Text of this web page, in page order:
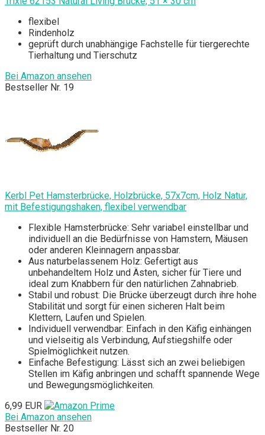
flexibel
Rindenholz
geprüft durch unabhängige Fachstelle für tiergerechte
Tierhaltung und Tierschutz
Bei Amazon ansehen
Bestseller Nr. 19
Kerbl Pet Hamsterbrücke, Holzbrücke, 57x7cm, Holz Natur,
mit Befestigungshaken, flexibel verwendbar
Flexible Hamsterbrücke: Sehr variabel einstellbar und
individuell an die Bedürfnisse von Hamstern, Mäusen
oder anderen Kleinnagern anpassbar.
Aus naturbelassenem Holz: Gefertigt aus
unbehandeltem Holz und Ästen, sicher für Tiere und
ideal zum Knabbern für den natürlichen Zahnabrieb.
Stabil und robust: Die Brücke überzeugt durch ihre hohe
Stabilität und sorgt für einen sicheren Halt beim
Klettern, Laufen und Spielen.
Individuell verwendbar: Einfach in den Käfig einhängen
und vielseitig als Verbindung, Aufstiegshilfe oder
Spielmöglichkeit nutzen.
Einfache Befestigung: Lässt sich an zwei beliebigen
Stellen im Käfig anbringen und schafft spannende Wege
und Bewegungsmöglichkeiten.
6,99 EUR
Bei Amazon ansehen
Bestseller Nr. 20